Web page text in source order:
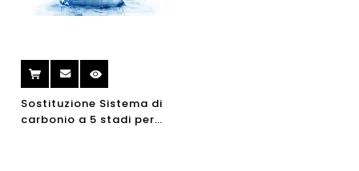
Sostituzione Sistema di
carbonio a 5 stadi per